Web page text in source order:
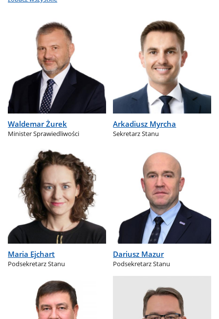
Waldemar Żurek
Minister Sprawiedliwości
Arkadiusz Myrcha
Sekretarz Stanu
Maria Ejchart
Podsekretarz Stanu
Dariusz Mazur
Podsekretarz Stanu